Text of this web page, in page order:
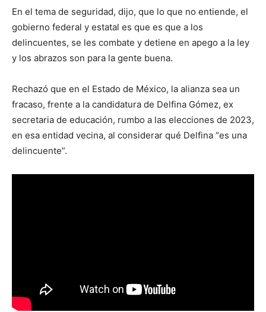
En el tema de seguridad, dijo, que lo que no entiende, el
gobierno federal y estatal es que es que a los
delincuentes, se les combate y detiene en apego a la ley
y los abrazos son para la gente buena.
Rechazó que en el Estado de México, la alianza sea un
fracaso, frente a la candidatura de Delfina Gómez, ex
secretaria de educación, rumbo a las elecciones de 2023,
en esa entidad vecina, al considerar qué Delfina “es una
delincuente”.